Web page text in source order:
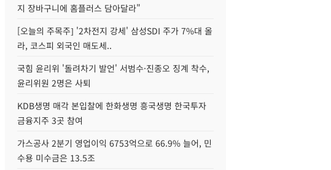
지 장바구니에 홈플러스 담아달라"
[오늘의 주목주] '2차전지 강세' 삼성SDI 주가 7%대 올
라, 코스피 외국인 매도세..
국힘 윤리위 '돌려차기 발언' 서범수·진종오 징계 착수,
윤리위원 2명은 사퇴
KDB생명 매각 본입찰에 한화생명 흥국생명 한국투자
금융지주 3곳 참여
가스공사 2분기 영업이익 6753억으로 66.9% 늘어, 민
수용 미수금은 13.5조